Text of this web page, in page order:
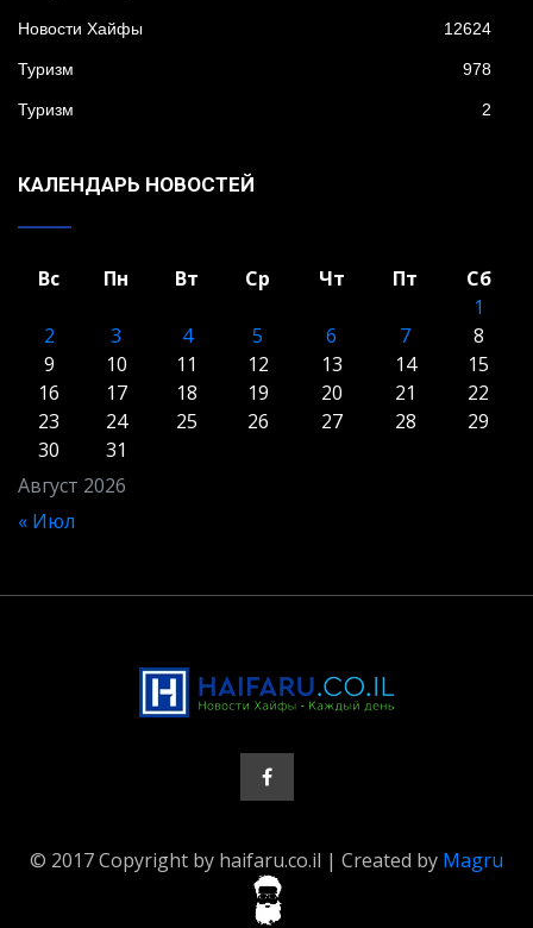
Новости Хайфы 12624
Туризм 978
Туризм 2
КАЛЕНДАРЬ НОВОСТЕЙ
Август 2026
Вс Пн Вт Ср Чт Пт
Сб
1
2
3 4 5 6 7
8
9
10 11 12 13 14
15
16
17 18 19 20 21
22
23
24 25 26 27 28
29
30
31
« Июл
© 2017 Copyright by haifaru.co.il | Created by Magru